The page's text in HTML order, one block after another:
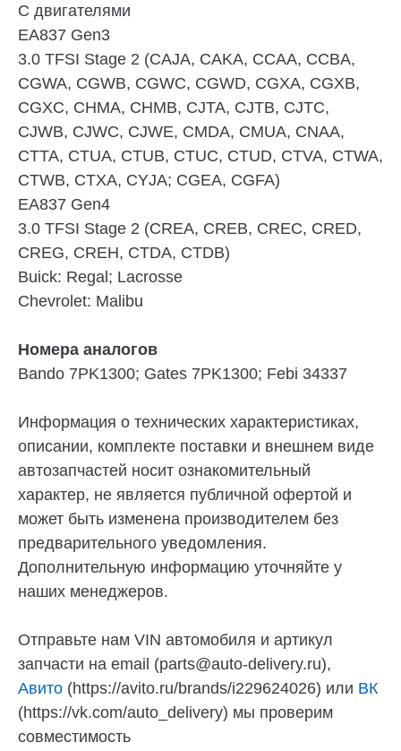
C двигателями
EA837 Gen3
3.0 TFSI Stage 2 (CAJA, CAKA, CCAA, CCBA,
CGWA, CGWB, CGWC, CGWD, CGXA, CGXB,
CGXC, CHMA, CHMB, CJTA, CJTB, CJTC,
CJWB, CJWC, CJWE, CMDA, CMUA, CNAA,
CTTA, CTUA, CTUB, CTUC, CTUD, CTVA, CTWA,
CTWB, CTXA, CYJA; CGEA, CGFA)
EA837 Gen4
3.0 TFSI Stage 2 (CREA, CREB, CREC, CRED,
CREG, CREH, CTDA, CTDB)
Buick: Regal; Lacrosse
Chevrolet: Malibu
Номера аналогов
Bando 7PK1300; Gates 7PK1300; Febi 34337
Информация о технических характеристиках,
описании, комплекте поставки и внешнем виде
автозапчастей носит ознакомительный
характер, не является публичной офертой и
может быть изменена производителем без
предварительного уведомления.
Дополнительную информацию уточняйте у
наших менеджеров.
Отправьте нам VIN автомобиля и артикул
запчасти на email (parts@auto-delivery.ru),
Авито (https://avito.ru/brands/i229624026) или ВК
(https://vk.com/auto_delivery) мы проверим
совместимость